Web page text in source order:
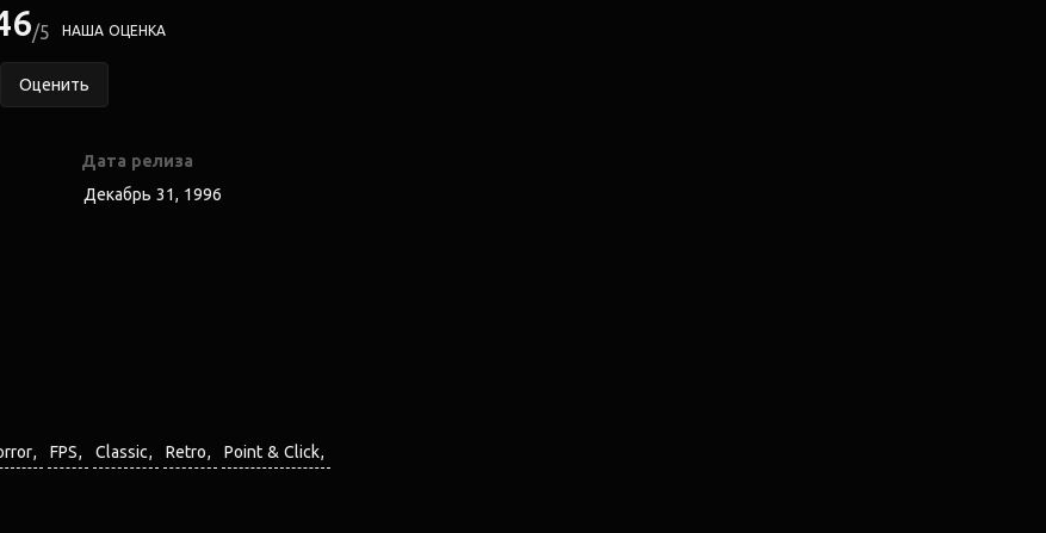
5 НАША ОЦЕНКА
Оценить
Дата релиза
Декабрь 31, 1996
FPS Classic Retro
Point & Click